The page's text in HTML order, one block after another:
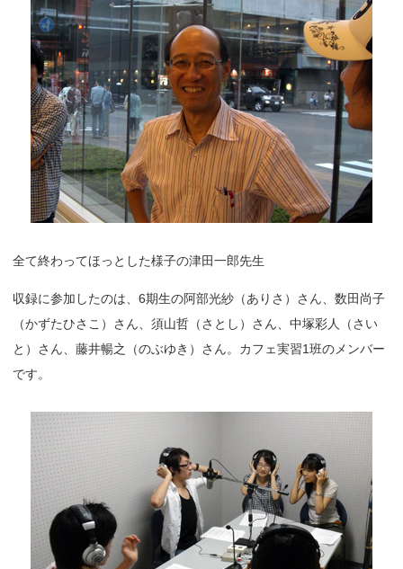
全て終わってほっとした様子の津田一郎先生
収録に参加したのは、6期生の阿部光紗（ありさ）さん、数田尚子
（かずたひさこ）さん、須山哲（さとし）さん、中塚彩人（さい
と）さん、藤井暢之（のぶゆき）さん。カフェ実習1班のメンバー
です。